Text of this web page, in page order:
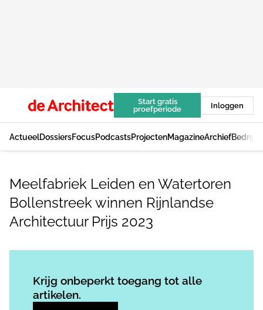
Start gratis
proefperiode
Inloggen
ActueelDossiersFocusPodcastsProjectenMagazineArchief
Meelfabriek Leiden en Watertoren
Bollenstreek winnen Rijnlandse
Architectuur Prijs 2023
Krijg onbeperkt toegang tot alle
artikelen.